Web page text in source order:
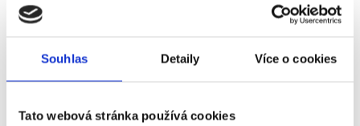
Souhlas Detaily Více o cookies
Tato webová stránka používá cookies
Správa nemovitostí Brno-
Chrlice
Klidná čtvrť s venkovským charakterem. Městská